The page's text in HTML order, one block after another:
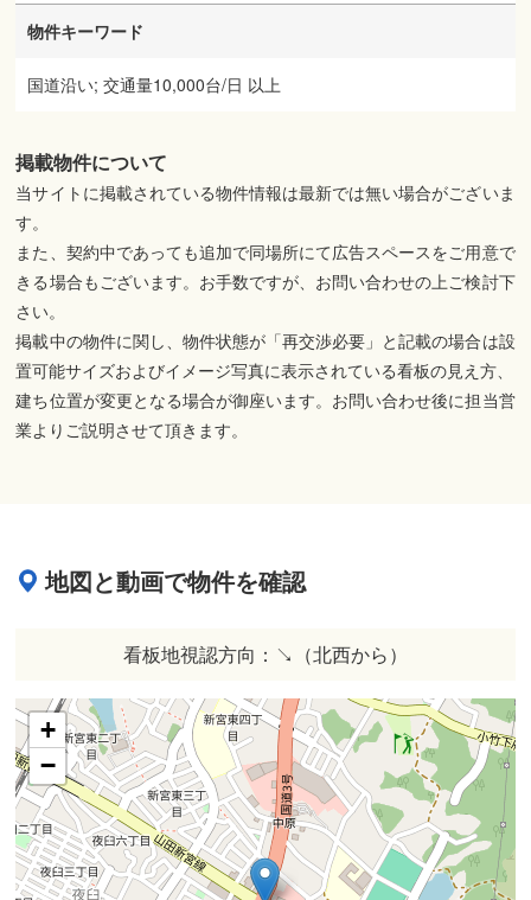
物件キーワード
国道沿い; 交通量10,000台/日 以上
掲載物件について
当サイトに掲載されている物件情報は最新では無い場合がございま
す。
また、契約中であっても追加で同場所にて広告スペースをご用意で
きる場合もございます。お手数ですが、お問い合わせの上ご検討下
さい。
掲載中の物件に関し、物件状態が「再交渉必要」と記載の場合は設
置可能サイズおよびイメージ写真に表示されている看板の見え方、
建ち位置が変更となる場合が御座います。お問い合わせ後に担当営
業よりご説明させて頂きます。
地図と動画で物件を確認
看板地視認方向：↘︎（北西から）
+
−